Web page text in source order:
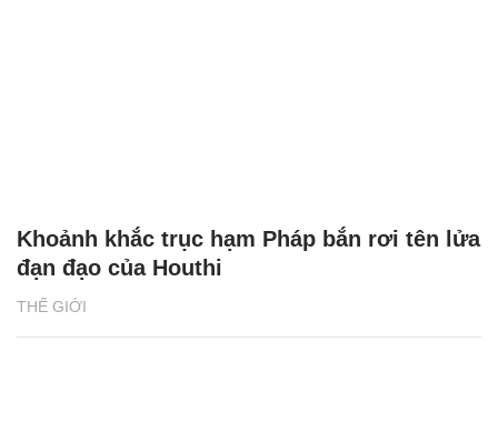
THẾ GIỚI
Khoảnh khắc trục hạm Pháp bắn rơi tên lửa
đạn đạo của Houthi